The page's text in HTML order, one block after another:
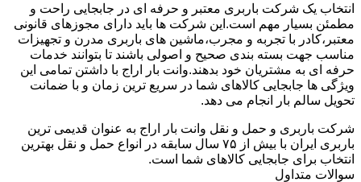
انتخاب یک شرکت باربری معتبر و حرفه ای در جابجایی راحت و
مطمئن بسیار مهم است.این شرکت ها باید دارای مجوزهای قانونی
معتبر،کادر با تجربه و مجرب،ماشین های باربری مدرن و تجهیزات
مناسب جهت بسته بندی صحیح و اصولی باشند تا بتوانند خدمات
حرفه ای به مشتریان خود بدهند.وانت بار اراج با داشتن تمامی این
ویژگی ها جابجایی کالاهای شما در سریع ترین زمان و با ضمانت
تحویل سالم بار انجام می دهد.
شرکت باربری و حمل و نقل وانت بار اراج به عنوان قدیمی ترین
باربری ایران با بیش از ۷۵ سال سابقه در انواع حمل و نقل بهترین
انتخاب برای جابجایی کالاهای شما است.
سوالات متداول